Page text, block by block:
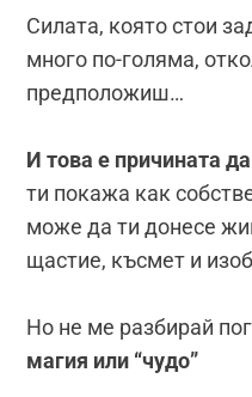
Силата, която стои
много по-голяма,
предположиш…
И това е причината
ти покажа как
може да ти донесе
щастие, късмет и
Но не ме разбирай
магия или “чудо”